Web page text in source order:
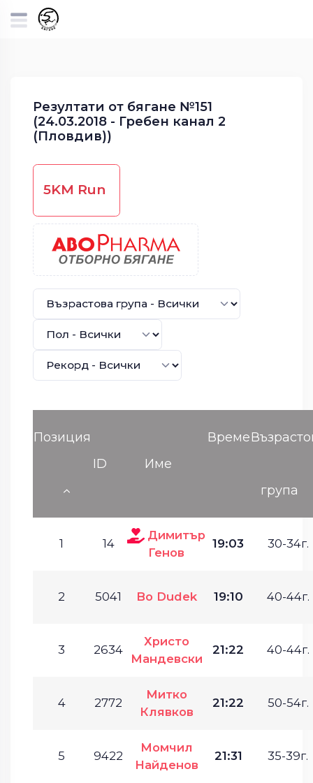
Резултати от бягане №151
(24.03.2018 - Гребен канал 2
(Пловдив))
5KM Run
Позиция
ID
Име
Време
група
1 14
Димитър
Генов
19:03 30-34г.
2 5041 Bo Dudek 19:10 40-44г.
3 2634
Христо
Мандевски
21:22 40-44г.
4 2772
Митко
Клявков
21:22 50-54г.
5 9422
Момчил
Найденов
21:31 35-39г.